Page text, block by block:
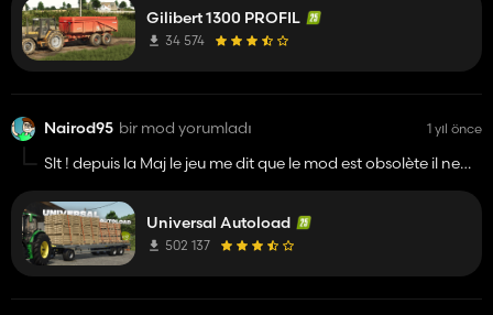
Gilibert 1300 PROFIL
34 574
Nairod95 bir mod yorumladı 1 yıl önce
Slt ! depuis la Maj le jeu me dit que le mod est obsolète il ne
Universal Autoload
502 137